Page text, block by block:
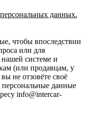
данных.
чтобы впоследствии
или для
нашей системе и
(или продавцам, у
не отзовёте своё
данные
info@intercar-